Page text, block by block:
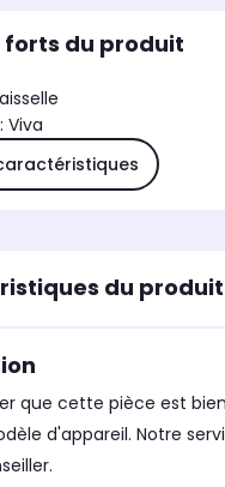
forts du produit
Viva
du produit
que cette pièce est
d'appareil. Notre